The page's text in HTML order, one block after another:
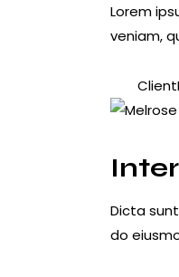
Lorem
veniam,
Client
Copy
to
Dicta
do